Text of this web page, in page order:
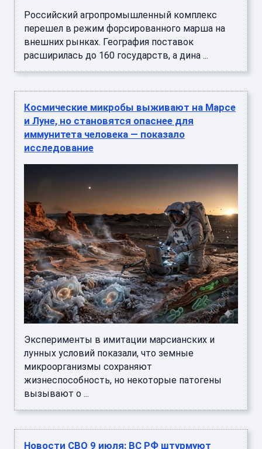
Российский агропромышленный комплекс
перешел в режим форсированного марша на
внешних рынках. География поставок
расширилась до 160 государств, а дина ...
Космические микробы выживают на Марсе
и Луне, но становятся опаснее для
иммунитета человека — показало
исследование
Эксперименты в имитации марсианских и
лунных условий показали, что земные
микроорганизмы сохраняют
жизнеспособность, но некоторые патогены
вызывают о ...
Новости СВО 9 июля: ВС РФ штурмуют